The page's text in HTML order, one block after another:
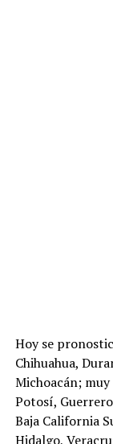
Hoy se
Chihuahua,
Michoacán;
Potosí,
Baja California
Hidalgo,